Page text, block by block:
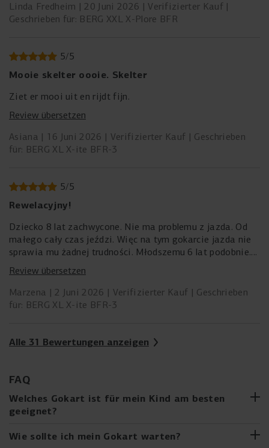
Linda Fredheim
20 Juni 2026
Verifizierter Kauf
Geschrieben für: BERG XXL X-Plore BFR
5/5
Mooie skelter oooie. Skelter
Ziet er mooi uit en rijdt fijn.
Review übersetzen
Asiana
16 Juni 2026 Verifizierter Kauf
Geschrieben
für: BERG XL X-ite BFR-3
5/5
Rewelacyjny!
Dziecko 8 lat zachwycone. Nie ma problemu z jazda. Od
małego cały czas jeździ. Więc na tym gokarcie jazda nie
sprawia mu żadnej trudności. Młodszemu 6 lat podobnie.
Codziennie jeżdżą. Gokart prezentuje się nieziemsko.
Review übersetzen
Marzena
2 Juni 2026 Verifizierter Kauf
Geschrieben
für: BERG XL X-ite BFR-3
Alle 31 Bewertungen anzeigen
FAQ
Welches Gokart ist für mein Kind am besten
geeignet?
XL-Gokarts für ältere Kinder gibt es ein Gokart für jede
Wie sollte ich mein Gokart warten?